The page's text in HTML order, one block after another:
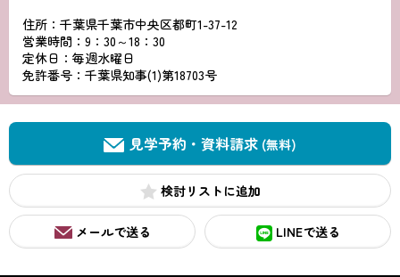
住所：千葉県千葉市中央区都町1-37-12
営業時間：9：30～18：30
定休日：毎週水曜日
免許番号：千葉県知事(1)第18703号
見学予約・資料請求 (無料)
検討リスト
メールで送る LINEで送る